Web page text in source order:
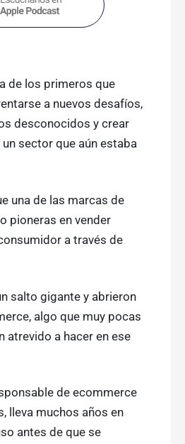
de los primeros que
a nuevos desafíos,
desconocidos y crear
un sector que aún estaba
una de las marcas de
pioneras en vender
a través de
salto gigante y abrieron
algo que muy pocas
atrevido a hacer en ese
de ecommerce
lleva muchos años en
antes de que se